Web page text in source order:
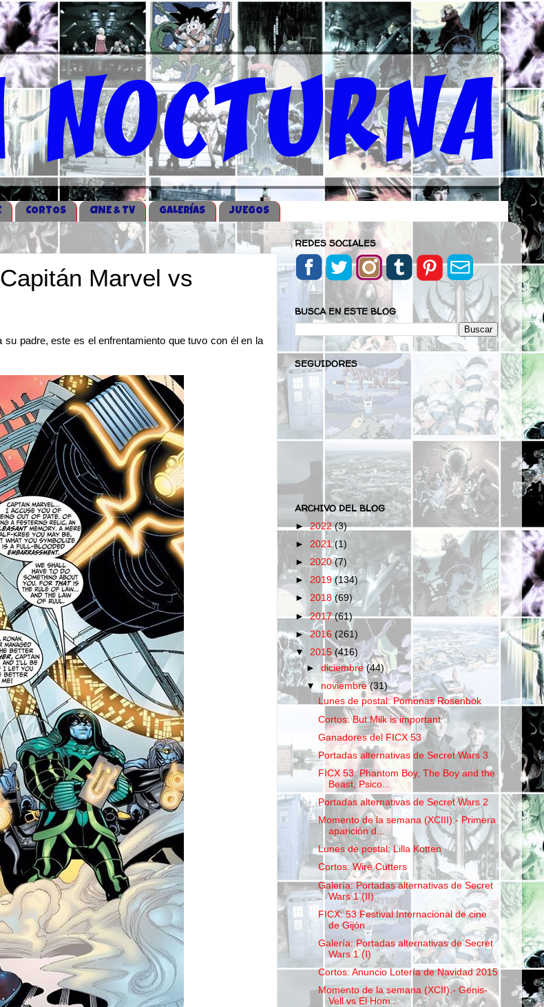
CORTOS CINE & TV GALERÍAS JUEGOS
Marvel vs
padre, este es el enfrentamiento que tuvo con él en la
REDES SOCIALES
BUSCA EN ESTE BLOG
SEGUIDORES
ARCHIVO DEL BLOG
►2022(3)
► 2021(1)
► 2020(7)
► 2019(134)
► 2018(69)
►2017(61)
►2016 (261)
▼ 2015 (416)
►diciembre(44)
▼ noviembre(31)
Lunes de postal: Pomonas Rosenbok
Cortos: But Milk is important
Ganadores del FICX 53
Portadas alternativas de Secret Wars 3
FICX 53: Phantom Boy, The Boy and the
Beast, Psico...
Portadas alternativas de Secret Wars 2
Momento de la semana (XCIII).- Primera
aparición d...
Lunes de postal: Lilla Kotten
Cortos: Wire Cutters
Galería: Portadas alternativas de Secret
Wars 1 (II)
FICX: 53 Festival Internacional de cine
de Gijón
Galería: Portadas alternativas de Secret
Wars 1 (I)
Cortos: Anuncio Lotería de Navidad 2015
Momento de la semana (XCII).- Genis-
Vell vs El Hom...